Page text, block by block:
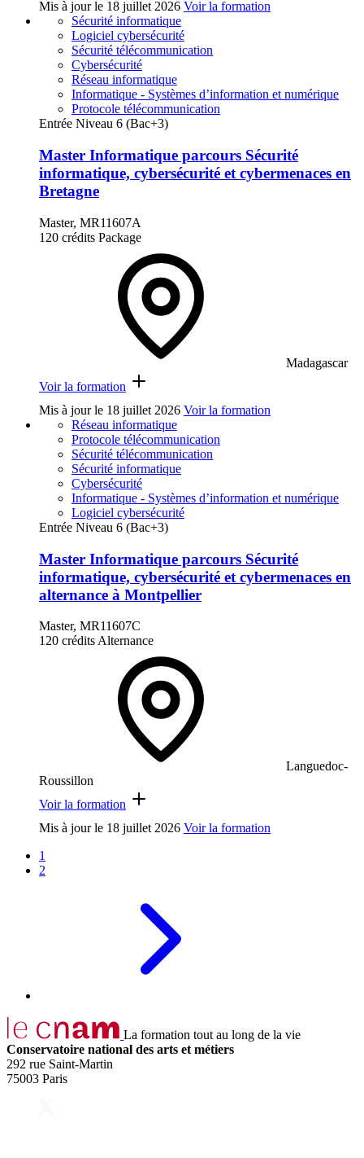
Mis à jour le 18 juillet 2026 Voir la formation
Sécurité informatique
Logiciel cybersécurité
Sécurité télécommunication
Cybersécurité
Réseau informatique
Informatique - Systèmes d’information et numérique
Protocole télécommunication
Entrée Niveau 6 (Bac+3)
Master Informatique parcours Sécurité
informatique, cybersécurité et cybermenaces en
Bretagne
Master, MR11607A
120 crédits Package
Madagascar
Voir la formation
Mis à jour le 18 juillet 2026 Voir la formation
Réseau informatique
Protocole télécommunication
Sécurité télécommunication
Sécurité informatique
Cybersécurité
Informatique - Systèmes d’information et numérique
Logiciel cybersécurité
Entrée Niveau 6 (Bac+3)
Master Informatique parcours Sécurité
informatique, cybersécurité et cybermenaces en
alternance à Montpellier
Master, MR11607C
120 crédits Alternance
Languedoc-
Roussillon
Voir la formation
Mis à jour le 18 juillet 2026 Voir la formation
1
2
La formation tout au long de la vie
Conservatoire national des arts et métiers
292 rue Saint-Martin
75003 Paris